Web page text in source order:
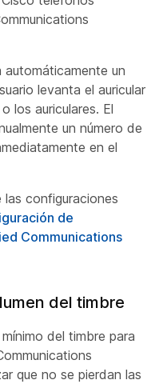
automáticamente un
levanta el auricular
los auriculares. El
un número de
en el
configuraciones
de
Communications
del timbre
del timbre para
que no se pierdan las